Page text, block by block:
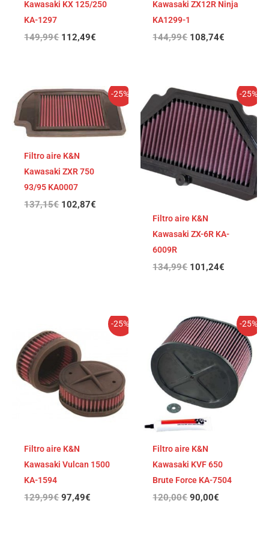
Kawasaki KX 125/250
KA-1297
149,99€ 112,49€
Kawasaki ZX12R Ninja
KA1299-1
144,99€ 108,74€
-25%
Filtro aire K&N
Kawasaki ZXR 750
93/95 KA0007
137,15€
El
precio
original
era:
137,15€.
102,87€
El
precio
actual
es:
102,87€.
-25%
Filtro aire K&N
Kawasaki ZX-6R KA-
6009R
134,99€
El
precio
original
era:
134,99€.
101,24€
precio
actual
es:
101,24€.
-25%
Filtro aire K&N
Kawasaki Vulcan 1500
KA-1594
129,99€
precio
original
era:
129,99€.
97,49€
precio
97,49€.
-25%
Filtro aire K&N
Kawasaki KVF 650
Brute Force KA-7504
120,00€
El
precio
original
120,00€.
90,00€
El
precio
actual
es:
90,00€.